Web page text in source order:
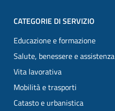
CATEGORIE DI SERVIZIO
Educazione e formazione
Salute, benessere e assistenza
Vita lavorativa
Mobilità e trasporti
Catasto e urbanistica